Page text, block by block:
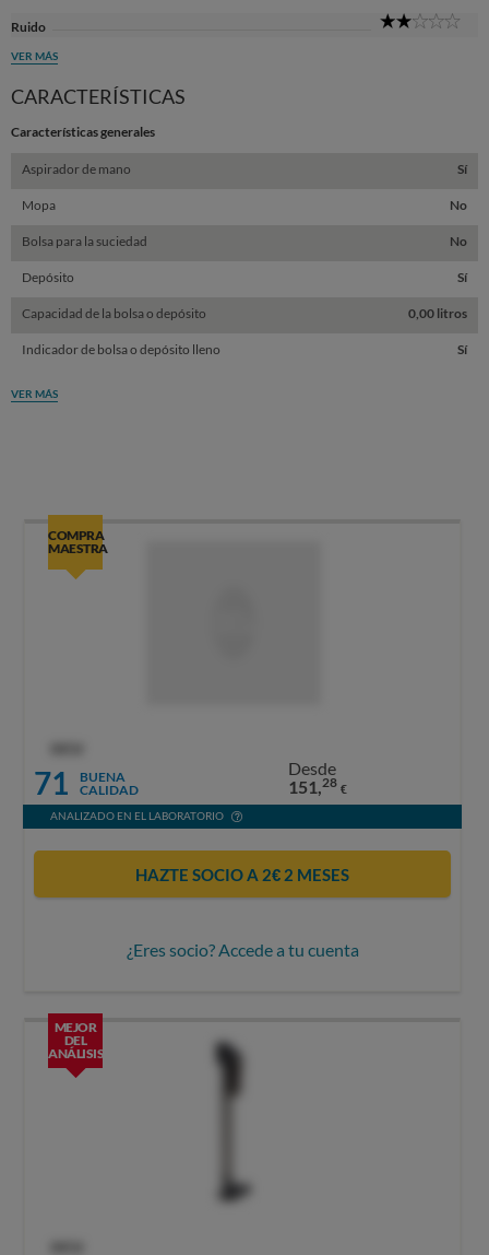
Ruido
VER MÁS
CARACTERÍSTICAS
Características generales
Aspirador de mano Sí
Mopa No
Bolsa para la suciedad No
Depósito Sí
Capacidad de la bolsa o depósito 0,00 litros
Indicador de bolsa o depósito lleno Sí
VER MÁS
COMPRA
MAESTRA
71
BUENA
CALIDAD
Desde
151,28 €
ANALIZADO EN EL LABORATORIO
HAZTE SOCIO A 2€ 2 MESES
¿Eres socio? Accede a tu cuenta
MEJOR
DEL
ANÁLISIS